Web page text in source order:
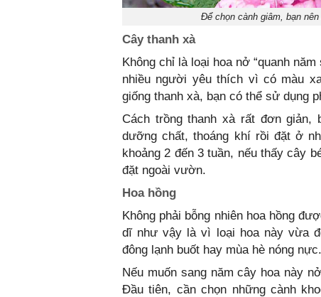
Để chọn cành giâm, bạn
Cây thanh xà
Không chỉ là loại hoa nở “quanh
nhiều người yêu thích vì có màu
giống thanh xà, bạn có thể sử dụng
Cách trồng thanh xà rất đơn
dưỡng chất, thoáng khí rồi đặt ở
khoảng 2 đến 3 tuần, nếu thấy cây
đặt ngoài vườn.
Hoa hồng
Không phải bỗng nhiên hoa hồng
dĩ như vậy là vì loại hoa này vừa
đông lạnh buốt hay mùa hè nóng nực.
Nếu muốn sang năm cây hoa này
Đầu tiên, cần chọn những cành